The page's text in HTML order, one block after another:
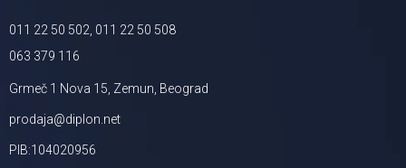
011 22 50 502, 011 22 50 508
063 379 116
Grmeč 1 Nova 15, Zemun, Beograd
prodaja@diplon.net
PIB:104020956